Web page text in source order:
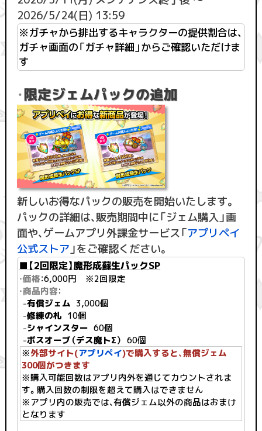
2026/5/24(日) 13:59
※ガチャから排出するキャラクターの提供割合は、
ガチャ画面の「ガチャ詳細」からご確認いただけま
す
・限定ジェムパックの追加
新しいお得なパックの販売を開始いたします。
パックの詳細は、販売期間中に「ジェム購入」画
面や、ゲームアプリ外課金サービス「アプリペイ
公式ストア」をご確認ください。
■【2回限定】魔形成蘇生パックSP
・価格：6,000円 ※2回限定
・商品内容：
-有償ジェム 3,000個
-修練の札 10個
-シャインスター 60個
-ボスオーブ（デス魔トΣ） 60個
※外部サイト(アプリペイ)で購入すると、無償ジェム
300個がつきます
※購入可能回数はアプリ内外を通じてカウントされま
す。購入回数の制限を超えて購入はできません
※アプリ内の販売では、有償ジェム以外の商品はおまけ
となります